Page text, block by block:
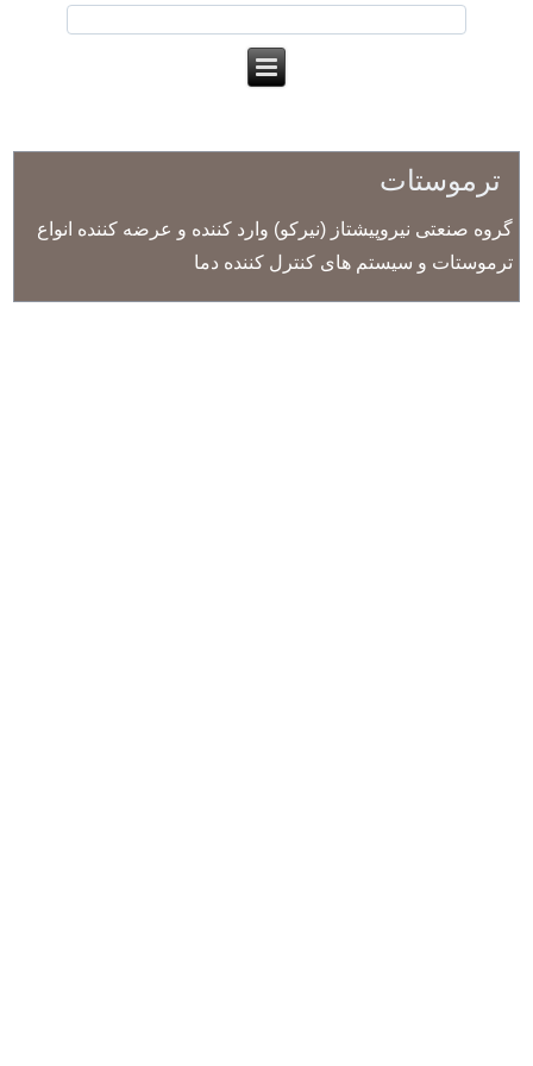
ترموستات
گروه صنعتی نیروپیشتاز (نیرکو) وارد کننده و عرضه کننده انواع
ترموستات و سیستم های کنترل کننده دما